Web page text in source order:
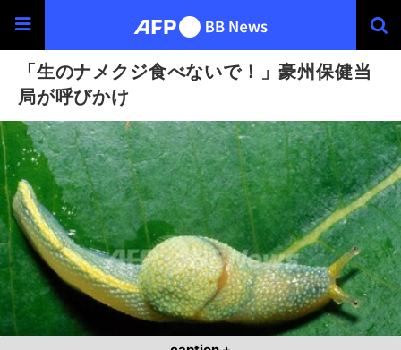
「生のナメクジ食べないで！」豪州保健当
局が呼びかけ